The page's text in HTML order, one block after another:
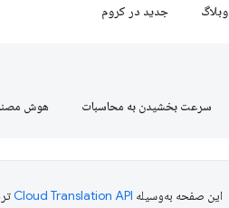
وبلاگ جدید در کروم
سرعت بخشیدن به محاسبات هوش
این صفحه به‌وسیله